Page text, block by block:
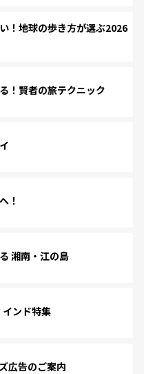
！地球の歩き方が選ぶ2026
！賢者の旅テクニック
！
湘南・江の島
ンド特集
広告のご案内